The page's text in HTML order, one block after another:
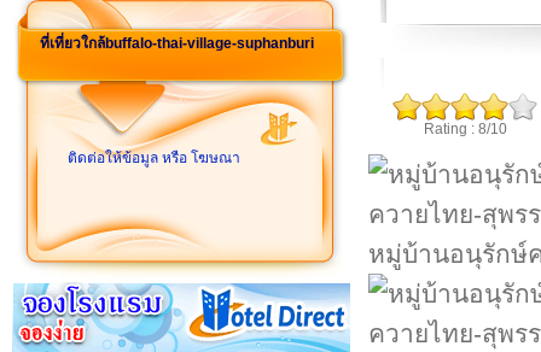
ที่เที่ยวใกล้buffalo-thai-village-suphanburi
ติดต่อให้ข้อมูล หรือ โฆษณา
Rating : 8/10
หมู่บ้านอนุรักษ์